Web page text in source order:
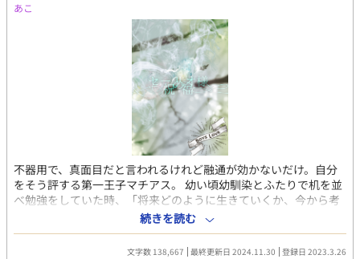
あこ
不器用で、真面目だと言われるけれど融通が効かないだけ。自分
をそう評する第一王子マチアス。 幼い頃幼馴染とふたりで机を並
べ勉強をしていた時、「将来どのように生きていくか、今から考
えておくことも大切です」と家庭教師に問われた。 幼馴染カナメ
は真面目な顔で「どこかの婿養子にしてもらうか、男爵位をもら
って生きていきたいです」と言って家庭教師とマチアスを笑わせ
続きを読む
文字数 138,667 最終更新日 2024.11.30 登録日 2023.3.26